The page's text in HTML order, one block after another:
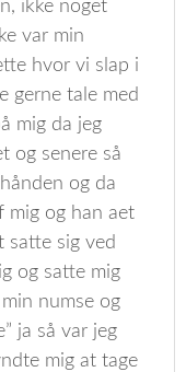
ikke noget
var min
hvor vi slap i
gerne tale med
mig da jeg
og senere så
og da
mig og han aet
satte sig ved
og satte mig
numse og
ja så var jeg
mig at tage